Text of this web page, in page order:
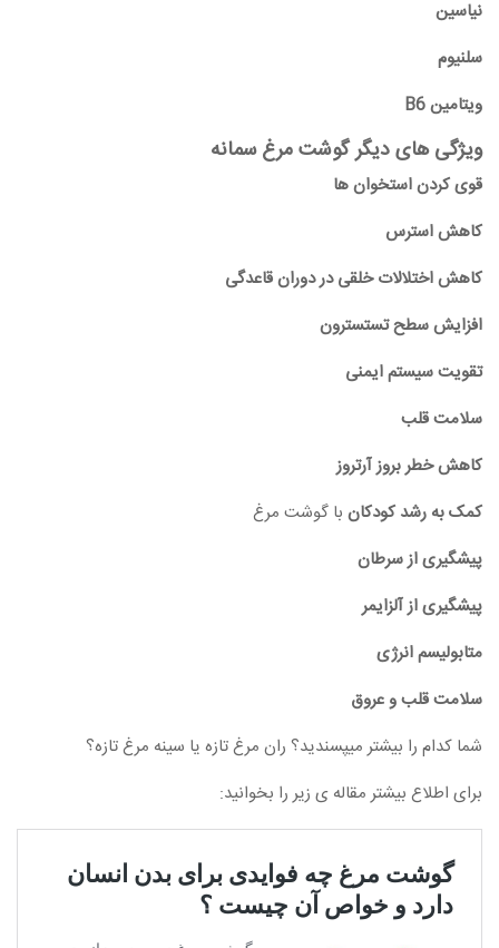
نیاسین
سلنیوم
ویتامین
ویژگی های دیگر گوشت مرغ سمانه
قوی کردن استخوان ها
کاهش استرس
کاهش اختلالات خلقی در دوران قاعدگی
افزایش سطح تستسترون
تقویت سیستم ایمنی
سلامت قلب
کاهش خطر بروز آرتروز
کمک به رشد کودکان با گوشت مرغ
پیشگیری از سرطان
پیشگیری از آلزایمر
متابولیسم انرژی
سلامت قلب و عروق
شما کدام را بیشتر میپسندید؟ ران مرغ تازه یا سینه مرغ تازه؟
برای اطلاع بیشتر مقاله ی زیر را بخوانید: